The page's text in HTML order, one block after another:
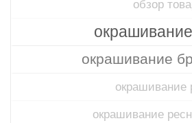
обзор
окрашивание
окрашивание
окрашивание